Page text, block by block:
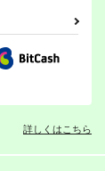
詳しくはこちら